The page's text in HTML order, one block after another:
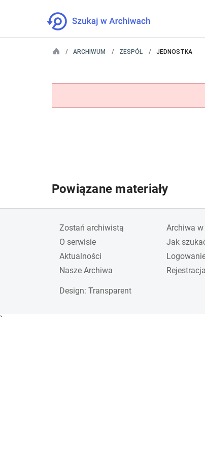
ARCHIWUM ZESPÓŁ JEDNOSTKA
Powiązane materiały
Zostań archiwistą
O serwisie
Aktualności
Nasze Archiwa
Archiwa w
Jak
Rejestracja
Design: Transparent
`